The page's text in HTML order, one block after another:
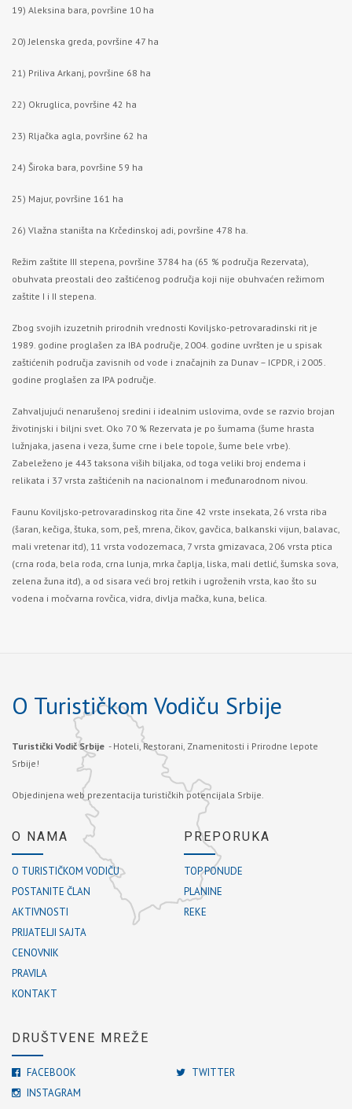
19) Aleksina bara, površine 10 ha
20) Jelenska greda, površine 47 ha
21) Priliva Arkanj, površine 68 ha
22) Okruglica, površine 42 ha
23) Rljačka agla, površine 62 ha
24) Široka bara, površine 59 ha
25) Majur, površine 161 ha
26) Vlažna staništa na Krčedinskoj adi, površine 478 ha.
Režim zaštite III stepena, površine 3784 ha (65 % područja Rezervata),
obuhvata preostali deo zaštićenog područja koji nije obuhvaćen režimom
zaštite I i II stepena.
Zbog svojih izuzetnih prirodnih vrednosti Koviljsko-petrovaradinski rit je
1989. godine proglašen za IBA područje, 2004. godine uvršten je u spisak
zaštićenih područja zavisnih od vode i značajnih za Dunav – ICPDR, i 2005.
godine proglašen za IPA područje.
Zahvaljujući nenarušenoj sredini i idealnim uslovima, ovde se razvio brojan
životinjski i biljni svet. Oko 70 % Rezervata je po šumama (šume hrasta
lužnjaka, jasena i veza, šume crne i bele topole, šume bele vrbe).
Zabeleženo je 443 taksona viših biljaka, od toga veliki broj endema i
relikata i 37 vrsta zaštićenih na nacionalnom i međunarodnom nivou.
Faunu Koviljsko-petrovaradinskog rita čine 42 vrste insekata, 26 vrsta riba
(šaran, kečiga, štuka, som, peš, mrena, čikov, gavčica, balkanski vijun, balavac,
mali vretenar itd), 11 vrsta vodozemaca, 7 vrsta gmizavaca, 206 vrsta ptica
(crna roda, bela roda, crna lunja, mrka čaplja, liska, mali detlić, šumska sova,
zelena žuna itd), a od sisara veći broj retkih i ugroženih vrsta, kao što su
vodena i močvarna rovčica, vidra, divlja mačka, kuna, belica.
O Turističkom Vodiču Srbije
Turistički Vodič Srbije - Hoteli, Restorani, Znamenitosti i Prirodne lepote
Srbije!
Objedinjena web prezentacija turističkih potencijala Srbije.
O NAMA
O TURISTIČKOM VODIČU
POSTANITE ČLAN
AKTIVNOSTI
PRIJATELJI SAJTA
CENOVNIK
PRAVILA
KONTAKT
PREPORUKA
TOP PONUDE
PLANINE
REKE
DRUŠTVENE MREŽE
FACEBOOK
TWITTER
INSTAGRAM